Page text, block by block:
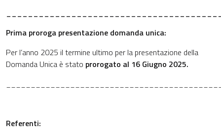
Prima proroga presentazione domanda unica:
Per l’anno 2025 il termine ultimo per la presentazione della
Domanda Unica è stato prorogato al 16 Giugno 2025.
Referenti: